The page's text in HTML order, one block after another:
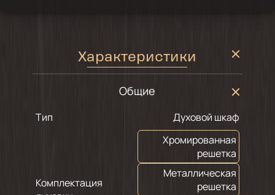
Характеристики
Общие
Тип Духовой шкаф
Комплектация
Хромированная
решетка
Металлическая
решетка